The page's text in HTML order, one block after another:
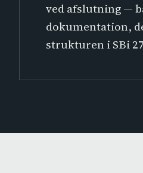
ved afslutning —
dokumentation,
strukturen i SBi